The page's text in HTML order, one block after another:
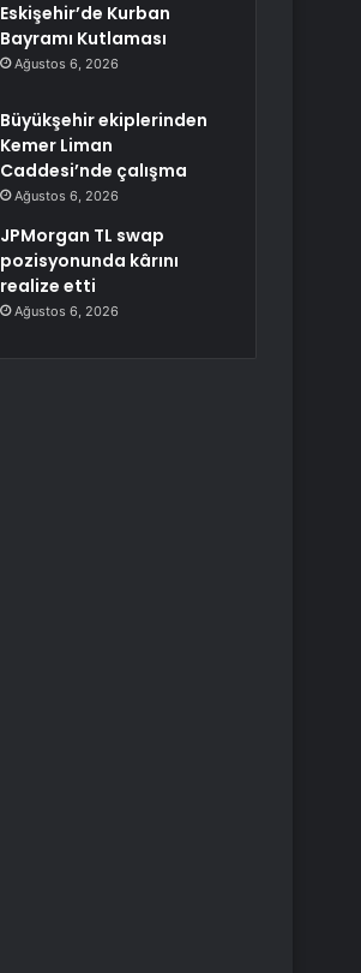
Eskişehir’de Kurban
Bayramı Kutlaması
Ağustos 6, 2026
Büyükşehir ekiplerinden
Kemer Liman
Caddesi’nde çalışma
Ağustos 6, 2026
JPMorgan TL swap
pozisyonunda kârını
realize etti
Ağustos 6, 2026